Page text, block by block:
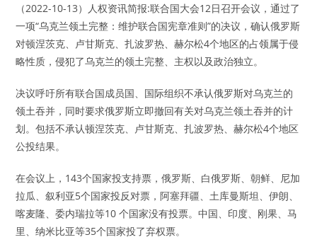
（2022-10-13）人权资讯简报:联合国大会12日召开会议，通过了
一项“乌克兰领土完整：维护联合国宪章准则”的决议，确认俄罗斯
对顿涅茨克、卢甘斯克、扎波罗热、赫尔松4个地区的占领属于侵
略性质，侵犯了乌克兰的领土完整、主权以及政治独立。
决议呼吁所有联合国成员国、国际组织不承认俄罗斯对乌克兰的
领土吞并，同时要求俄罗斯立即撤回有关对乌克兰领土吞并的计
划。包括不承认顿涅茨克、卢甘斯克、扎波罗热、赫尔松4个地区
公投结果。
在会议上，143个国家投支持票，俄罗斯、白俄罗斯、朝鲜、尼加
拉瓜、叙利亚5个国家投反对票，阿塞拜疆、土库曼斯坦、伊朗、
喀麦隆、委内瑞拉等10 个国家没有投票。中国、印度、刚果、马
里、纳米比亚等35个国家投了弃权票。